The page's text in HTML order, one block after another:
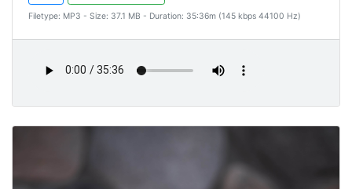
Filetype: MP3 - Size: 37.1 MB - Duration: 35:36m (145 kbps 44100 Hz)